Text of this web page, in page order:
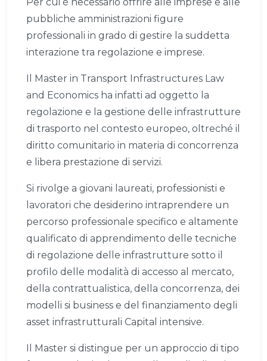
Per cui è necessario offrire alle imprese e alle
pubbliche amministrazioni figure
professionali in grado di gestire la suddetta
interazione tra regolazione e imprese.
Il Master in Transport Infrastructures Law
and Economics ha infatti ad oggetto la
regolazione e la gestione delle infrastrutture
di trasporto nel contesto europeo, oltreché il
diritto comunitario in materia di concorrenza
e libera prestazione di servizi.
Si rivolge a giovani laureati, professionisti e
lavoratori che desiderino intraprendere un
percorso professionale specifico e altamente
qualificato di apprendimento delle tecniche
di regolazione delle infrastrutture sotto il
profilo delle modalità di accesso al mercato,
della contrattualistica, della concorrenza, dei
modelli si business e del finanziamento degli
asset infrastrutturali Capital intensive.
Il Master si distingue per un approccio di tipo